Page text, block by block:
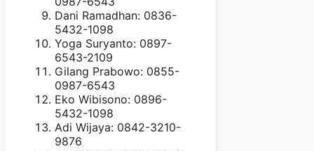
Dani Ramadhan: 0836-
5432-1098
Yoga Suryanto: 0897-
6543-2109
Gilang Prabowo: 0855-
0987-6543
Eko Wibisono: 0896-
5432-1098
Adi Wijaya: 0842-3210-
9876